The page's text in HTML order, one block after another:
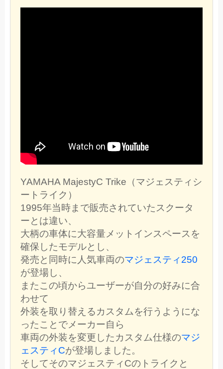
YAMAHA MajestyC Trike（マジェスティシ
ートライク）
1995年当時まで販売されていたスクータ
ーとは違い、
大柄の車体に大容量メットインスペースを
確保したモデルとし、
発売と同時に人気車両のマジェスティ250
が登場し、
またこの頃からユーザーが自分の好みに合
わせて
外装を取り替えるカスタムを行うようにな
ったことでメーカー自ら
車両の外装を変更したカスタム仕様のマジ
ェスティCが登場しました。
そしてそのマジェスティCのトライクと